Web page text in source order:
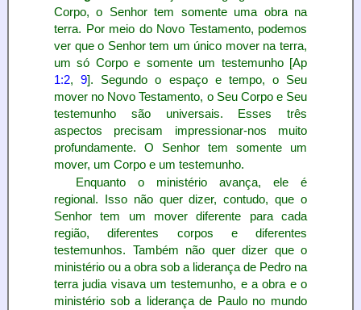
Corpo, o Senhor tem somente uma obra na
terra. Por meio do Novo Testamento, podemos
ver que o Senhor tem um único mover na terra,
um só Corpo e somente um testemunho [Ap
1:2,9]. Segundo o espaço e tempo, o Seu
mover no Novo Testamento, o Seu Corpo e Seu
testemunho são universais. Esses três
aspectos precisam impressionar-nos muito
profundamente. O Senhor tem somente um
mover, um Corpo e um testemunho.
Enquanto o ministério avança, ele é
regional. Isso não quer dizer, contudo, que o
Senhor tem um mover diferente para cada
região, diferentes corpos e diferentes
testemunhos. Também não quer dizer que o
ministério ou a obra sob a liderança de Pedro na
terra judia visava um testemunho, e a obra e o
ministério sob a liderança de Paulo no mundo